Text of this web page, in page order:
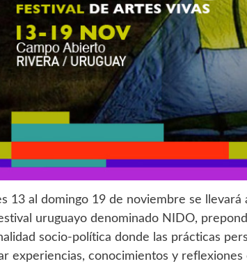
13 al domingo 19 de noviembre se
uruguayo denominado NIDO,
socio-política donde las prácticas
experiencias, conocimientos y